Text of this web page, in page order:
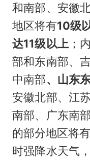
和南部、安徽
地区将有10级
达11级以上 ；
部和东南部、
中南部、山东
安徽北部、江
南部、广东南
的部分地区将
时强降水天气